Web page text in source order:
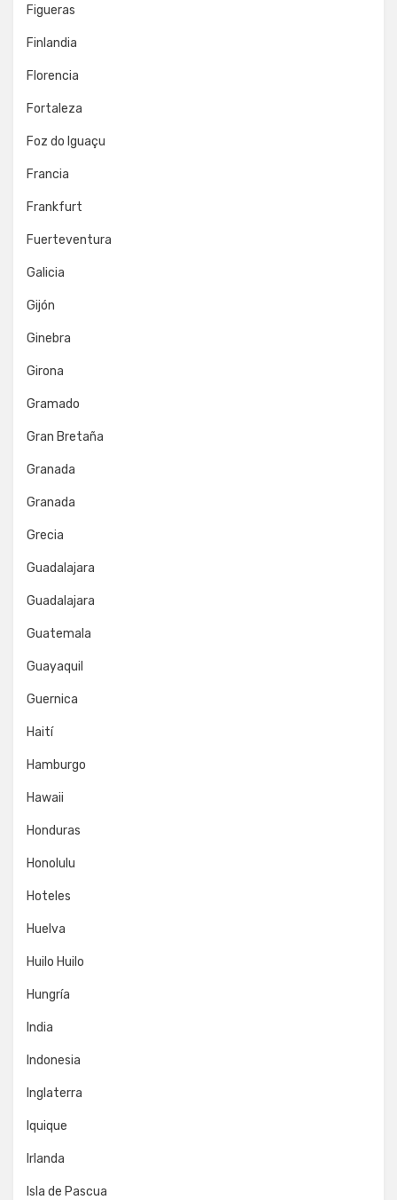
Figueras
Finlandia
Florencia
Fortaleza
Foz do Iguaçu
Francia
Frankfurt
Fuerteventura
Galicia
Gijón
Ginebra
Girona
Gramado
Gran Bretaña
Granada
Granada
Grecia
Guadalajara
Guadalajara
Guatemala
Guayaquil
Guernica
Haití
Hamburgo
Hawaii
Honduras
Honolulu
Hoteles
Huelva
Huilo Huilo
Hungría
India
Indonesia
Inglaterra
Iquique
Irlanda
Isla de Pascua